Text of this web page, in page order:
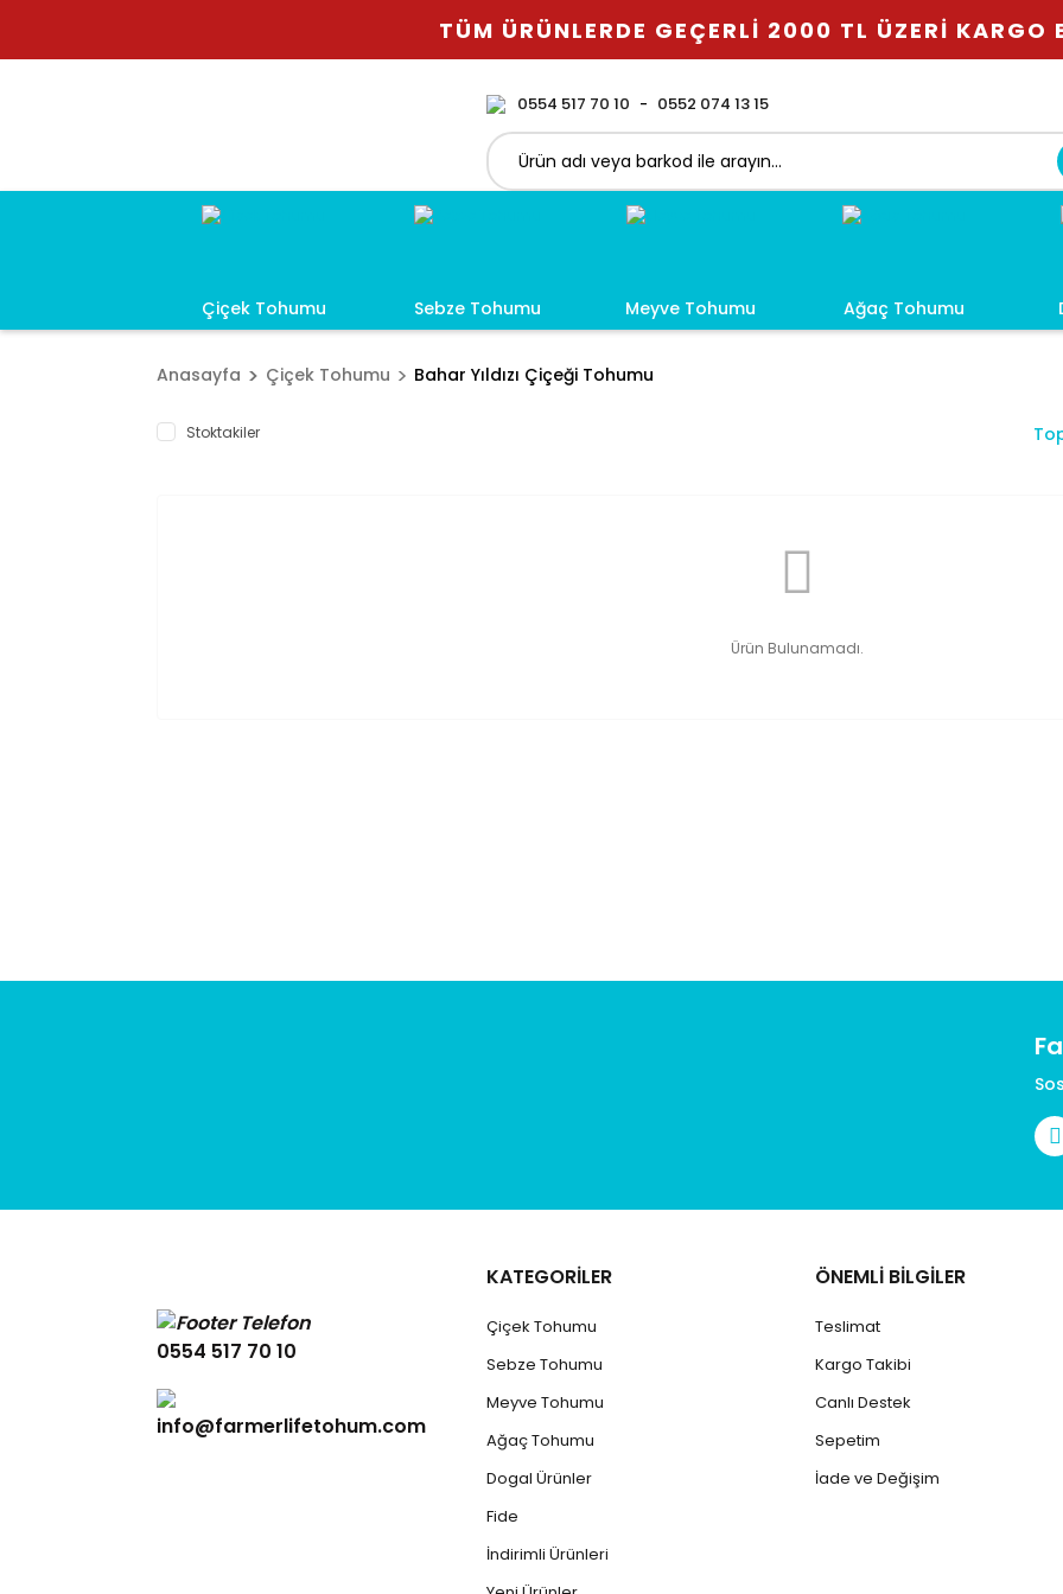
TÜM ÜRÜNLERDE GEÇERLİ 2000 TL ÜZERİ KARGO
0554 517 70 10 0552 074 13 15
Çiçek Tohumu Sebze Tohumu Meyve Tohumu Ağaç Tohumu
Anasayfa Çiçek Tohumu Bahar Yıldızı Çiçeği Tohumu
Stoktakiler
Ürün Bulunamadı.
0554 517 70 10
info@farmerlifetohum.com
KATEGORİLER
Çiçek Tohumu
Sebze Tohumu
Meyve Tohumu
Ağaç Tohumu
Dogal Ürünler
Fide
İndirimli Ürünleri
ÖNEMLİ BİLGİLER
Teslimat
Kargo Takibi
Canlı Destek
Sepetim
İade ve Değişim